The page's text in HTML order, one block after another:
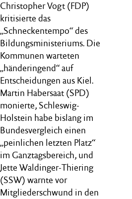
Christopher Vogt (FDP)
kritisierte das
„Schneckentempo“ des
Bildungsministeriums. Die
Kommunen warteten
„händeringend“ auf
Entscheidungen aus Kiel.
Martin Habersaat (SPD)
monierte, Schleswig-
Holstein habe bislang im
Bundesvergleich einen
„peinlichen letzten Platz“
im Ganztagsbereich, und
Jette Waldinger-Thiering
(SSW) warnte vor
Mitgliederschwund in den